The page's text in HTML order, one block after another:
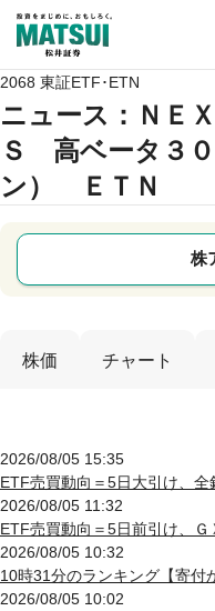
2068 東証ETF･ETN
ニュース ：ＮＥ
Ｓ 高ベータ３
ン） ＥＴＮ
株
株価 チャート
2026/08/05 15:35
ETF売買動向＝5日大引け、
2026/08/05 11:32
ETF売買動向＝5日前引け、
2026/08/05 10:32
10時31分のランキング【寄付
2026/08/05 10:02